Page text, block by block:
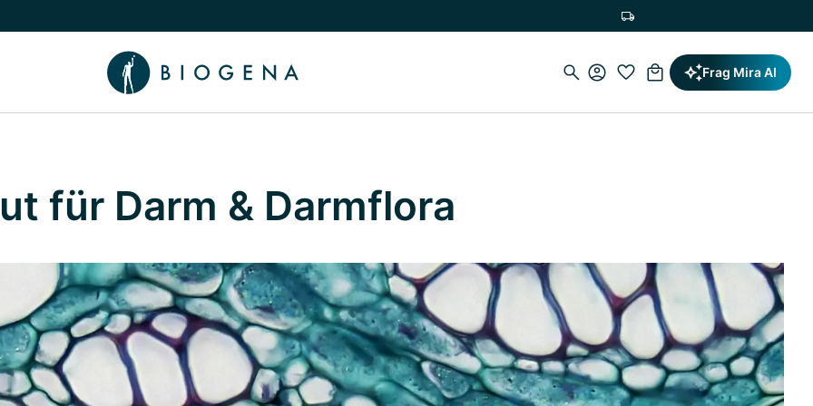
Wissen umschalten Frag Mira AI
für Darm & Darmflora